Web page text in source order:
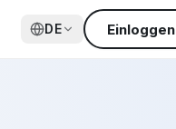
DE Einloggen